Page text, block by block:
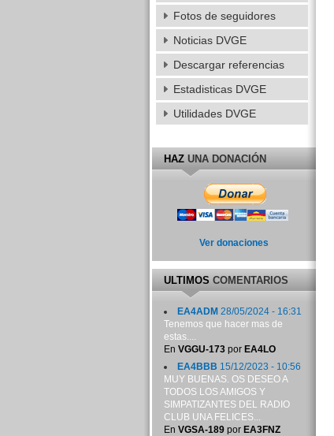
Fotos de seguidores
Noticias DVGE
Descargar referencias
Estadisticas DVGE
Utilidades DVGE
HAZUNA DONACIÓN
Ver donaciones
ULTIMOSCOMENTARIOS
EA4ADM 28/05/2024 - 16:31
Tenemos que hacer mas de
estas....
En VGGU-173por EA4LO
EA4BBB 15/12/2023 - 10:56
MUY BUENAS. OS DESEO A
TODOS LOS AMIGOS Y
SIMPATIZANTES DEL RADIO
CLUB UNA FELICES...
En VGSA-189por EA3FNZ